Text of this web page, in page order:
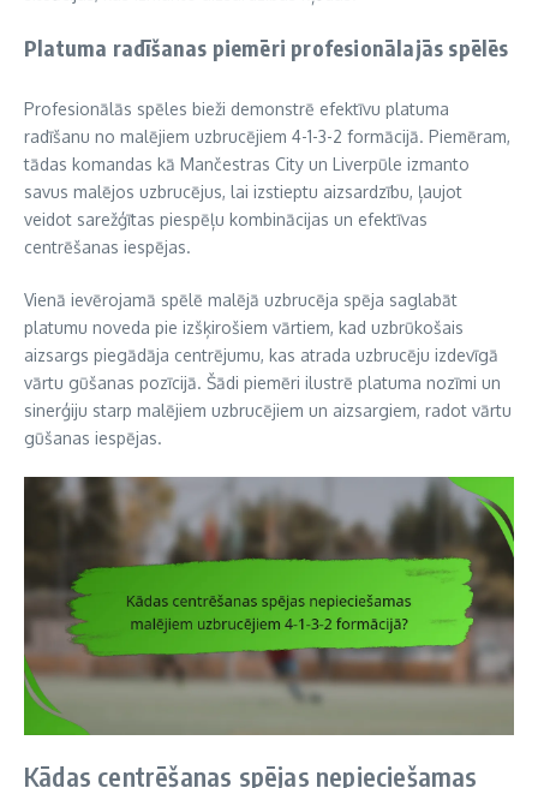
Platuma radīšanas piemēri profesionālajās spēlēs
Profesionālās spēles bieži demonstrē efektīvu platuma
radīšanu no malējiem uzbrucējiem 4-1-3-2 formācijā. Piemēram,
tādas komandas kā Mančestras City un Liverpūle izmanto
savus malējos uzbrucējus, lai izstieptu aizsardzību, ļaujot
veidot sarežģītas piespēļu kombinācijas un efektīvas
centrēšanas iespējas.
Vienā ievērojamā spēlē malējā uzbrucēja spēja saglabāt
platumu noveda pie izšķirošiem vārtiem, kad uzbrūkošais
aizsargs piegādāja centrējumu, kas atrada uzbrucēju izdevīgā
vārtu gūšanas pozīcijā. Šādi piemēri ilustrē platuma nozīmi un
sinerģiju starp malējiem uzbrucējiem un aizsargiem, radot vārtu
gūšanas iespējas.
Kādas centrēšanas spējas nepieciešamas